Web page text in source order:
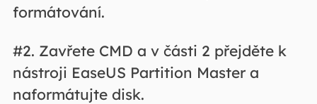
formátování.
#2. Zavřete CMD a v části 2 přejděte k
nástroji EaseUS Partition Master a
naformátujte disk.